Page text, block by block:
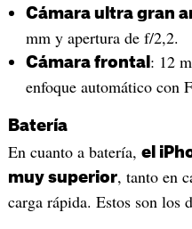
Cámara ultra gran
mm y apertura de f/2,2.
Cámara frontal : 12
enfoque automático con
Batería
En cuanto a batería, el
muy superior, tanto en
carga rápida. Estos son los